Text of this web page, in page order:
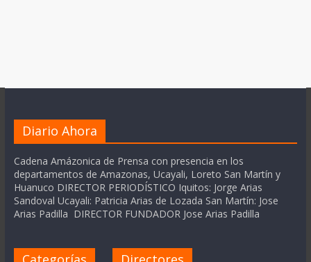
Diario Ahora
Cadena Amázonica de Prensa con presencia en los
departamentos de Amazonas, Ucayali, Loreto San Martín y
Huanuco DIRECTOR PERIODÍSTICO Iquitos: Jorge Arias
Sandoval Ucayali: Patricia Arias de Lozada San Martín: Jose
Arias Padilla DIRECTOR FUNDADOR Jose Arias Padilla